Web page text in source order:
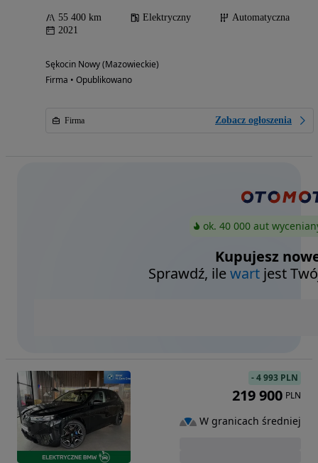
55 400 km Elektryczny
Automatyczna
2021
Sękocin Nowy (Mazowieckie)
Firma • Opublikowano
Firma Zobacz ogłoszenia
ok. 40 000 aut
Kupujesz
Sprawdź, ilewart jest
-4 993 PLN
219 900 PLN
W granicach średniej